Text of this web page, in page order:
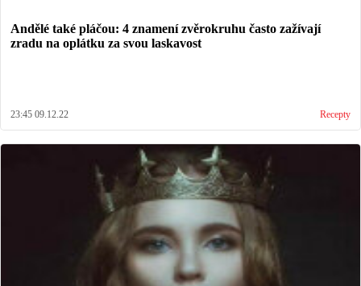
Andělé také pláčou: 4 znamení zvěrokruhu často zažívají
zradu na oplátku za svou laskavost
23:45 09.12.22 Recepty